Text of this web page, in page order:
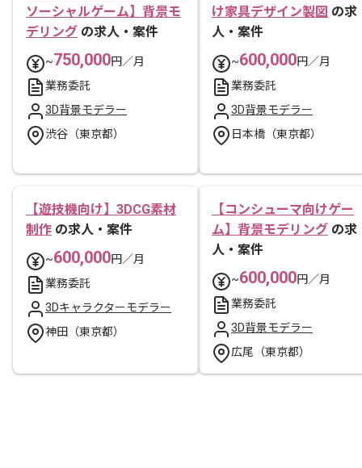
ソーシャルゲーム】背景モ
デリング の求人・案件
~750,000円／月
業務委託
3D背景モデラー
渋谷（東京都）
け家具デザイン製図 の求
人・案件
~600,000円／月
業務委託
3D背景モデラー
日本橋（東京都）
【遊技機向け】3DCG素材
制作 の求人・案件
~600,000円／月
業務委託
3Dキャラクターモデラー
神田（東京都）
【コンシューマ向けゲー
ム】背景モデリング の求
人・案件
~600,000円／月
業務委託
3D背景モデラー
広尾（東京都）